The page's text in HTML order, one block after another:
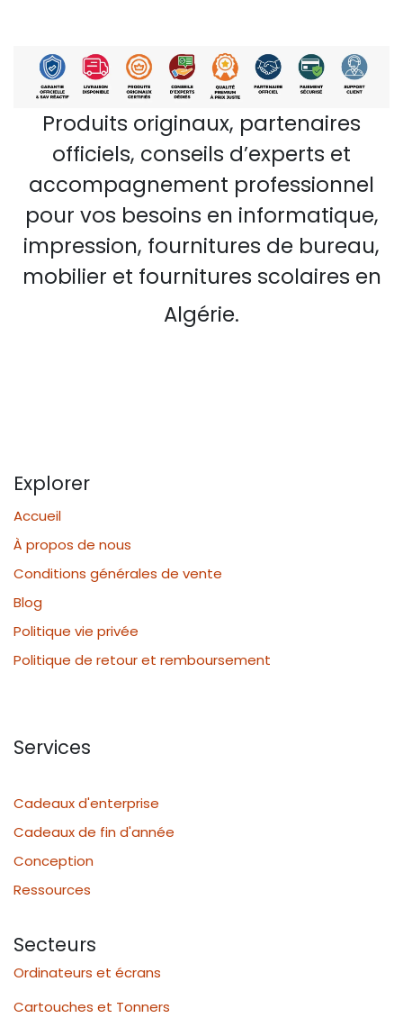
Produits originaux, partenaires
officiels, conseils d’experts et
accompagnement professionnel
pour vos besoins en informatique,
impression, fournitures de bureau,
mobilier et fournitures scolaires en
Algérie.
Explorer
Accueil
À propos de nous
Conditions générales de vente
Blog
Politique vie privée
Politique de retour et remboursement
Services
Cadeaux d'enterprise
Cadeaux de fin d'année
Conception
Ressources
Secteurs
Ordinateurs et écrans
Cartouches et Tonners